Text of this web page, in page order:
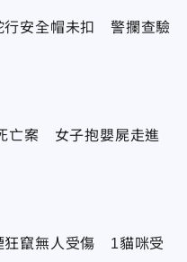
行安全帽未扣 警攔查驗
亡案 女子抱嬰屍走進
狂竄無人受傷 1貓咪受